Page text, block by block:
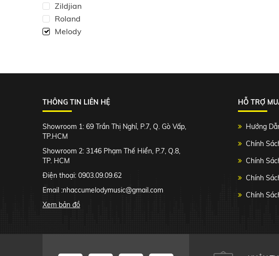
Zildjian
Roland
Melody
THÔNG TIN LIÊN HỆ
Showroom 1: 69 Trần Thị Nghỉ, P.7, Q. Gò Vấp,
TP.HCM
Showroom 2: 3146 Phạm Thế Hiển, P.7, Q.8,
TP. HCM
Điện thoại: 0903.09.09.62
Email :nhaccumelodymusic@gmail.com
Xem bản đồ
HỖ TRỢ
Hướng
Chính
Chính
Chính
Chính